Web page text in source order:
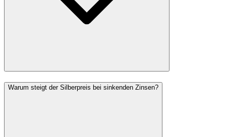
Warum steigt der Silberpreis bei sinkenden Zinsen?